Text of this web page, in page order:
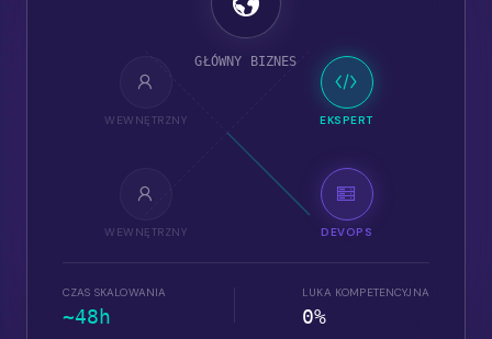
GŁÓWNY BIZNES
WEWNĘTRZNY EKSPERT
WEWNĘTRZNY DEVOPS
CZAS SKALOWANIA
~48h
LUKA KOMPETENCYJNA
0%